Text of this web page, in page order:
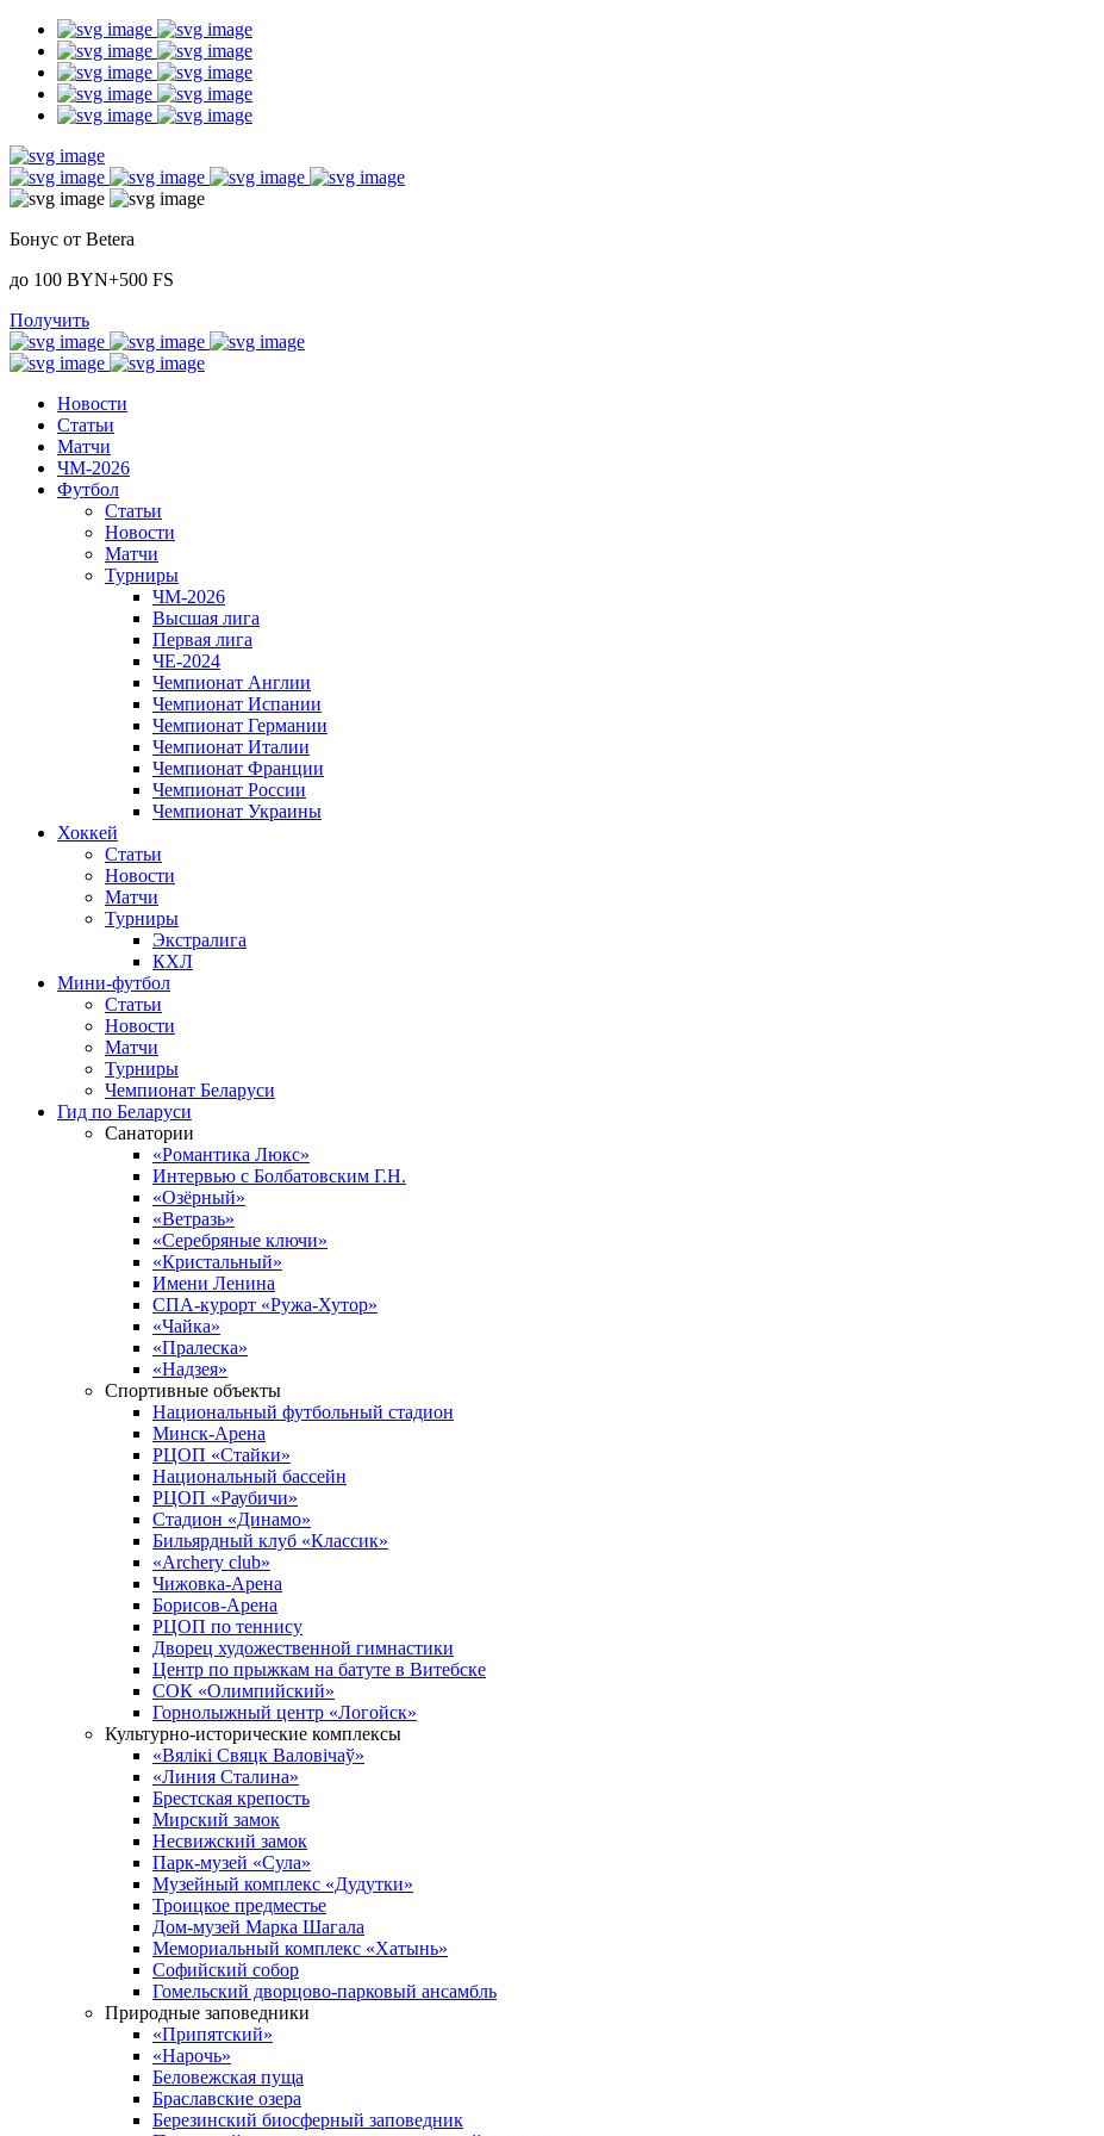
Бонус от Betera
до 100 BYN+500 FS
Получить
Новости
Статьи
Матчи
ЧМ-2026
Футбол
Статьи
Новости
Матчи
Турниры
ЧМ-2026
Высшая лига
Первая лига
ЧЕ-2024
Чемпионат Англии
Чемпионат Испании
Чемпионат Германии
Чемпионат Италии
Чемпионат Франции
Чемпионат России
Чемпионат Украины
Хоккей
Статьи
Новости
Матчи
Турниры
Экстралига
КХЛ
Мини-футбол
Статьи
Новости
Матчи
Турниры
Чемпионат Беларуси
Гид по Беларуси
Санатории
«Романтика Люкс»
Интервью с Болбатовским Г.Н.
«Озёрный»
«Ветразь»
«Серебряные ключи»
«Кристальный»
Имени Ленина
СПА-курорт «Ружа-Хутор»
«Чайка»
«Пралеска»
«Надзея»
Спортивные объекты
Национальный футбольный стадион
Минск-Арена
РЦОП «Стайки»
Национальный бассейн
РЦОП «Раубичи»
Стадион «Динамо»
Бильярдный клуб «Классик»
«Archery club»
Чижовка-Арена
Борисов-Арена
РЦОП по теннису
Дворец художественной гимнастики
Центр по прыжкам на батуте в Витебске
СОК «Олимпийский»
Горнолыжный центр «Логойск»
Культурно-исторические комплексы
«Вялікі Свяцк Валовічаў»
«Линия Сталина»
Брестская крепость
Мирский замок
Несвижский замок
Парк-музей «Сула»
Музейный комплекс «Дудутки»
Троицкое предместье
Дом-музей Марка Шагала
Мемориальный комплекс «Хатынь»
Софийский собор
Гомельский дворцово-парковый ансамбль
Природные заповедники
«Припятский»
«Нарочь»
Беловежская пуща
Браславские озера
Березинский биосферный заповедник